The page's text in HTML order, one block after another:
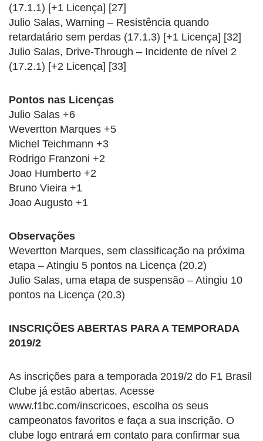
(17.1.1) [+1 Licença] [27]
Julio Salas, Warning – Resistência quando
retardatário sem perdas (17.1.3) [+1 Licença] [32]
Julio Salas, Drive-Through – Incidente de nível 2
(17.2.1) [+2 Licença] [33]
Pontos nas Licenças
Julio Salas +6
Wevertton Marques +5
Michel Teichmann +3
Rodrigo Franzoni +2
Joao Humberto +2
Bruno Vieira +1
Joao Augusto +1
Observações
Wevertton Marques, sem classificação na próxima
etapa – Atingiu 5 pontos na Licença (20.2)
Julio Salas, uma etapa de suspensão – Atingiu 10
pontos na Licença (20.3)
INSCRIÇÕES ABERTAS PARA A TEMPORADA
2019/2
As inscrições para a temporada 2019/2 do F1 Brasil
Clube já estão abertas. Acesse
www.f1bc.com/inscricoes, escolha os seus
campeonatos favoritos e faça a sua inscrição. O
clube logo entrará em contato para confirmar sua